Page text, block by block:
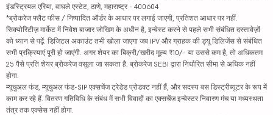
इंडस्ट्रियल एरिया, वाघले एस्टेट, ठाणे, महाराष्ट्र - 400604
*ब्रोकरेज फ्लैट फीस / निष्पादित ऑर्डर के आधार पर लगाई जाएगी, प्रतिशत आधार पर नहीं.
सिक्योरिटीज़ मार्केट में निवेश बाजार जोखिम के अधीन है, इन्वेस्ट करने से पहले सभी संबंधित दस्तावेज़ों
को ध्यान से पढ़ें. डिजिटल अकाउंट तभी खोला जाएगा जब IPV और ग्राहक की ड्यू डिलिजेंस से संबंधित
सभी प्रक्रियाएं पूरी हो जाएंगी. अगर शेयर का बिक्री/खरीद मूल्य ₹10/- या उससे कम है, तो अधिकतम
25 पैसे प्रति शेयर ब्रोकरेज वसूला जा सकता है. ब्रोकरेज SEBI द्वारा निर्धारित सीमा से अधिक नहीं
होगा.
म्यूचुअल फंड, म्यूचुअल फंड-SIP एक्सचेंज ट्रेडेड प्रोडक्ट नहीं हैं, और सदस्य बस डिस्ट्रीब्यूटर के रूप में
काम कर रहे हैं. वितरण गतिविधि के संबंध में सभी विवादों का एक्सचेंज इन्वेस्टर निवारण मंच या मध्यस्थता
तंत्र तक एक्सेस नहीं होगा.